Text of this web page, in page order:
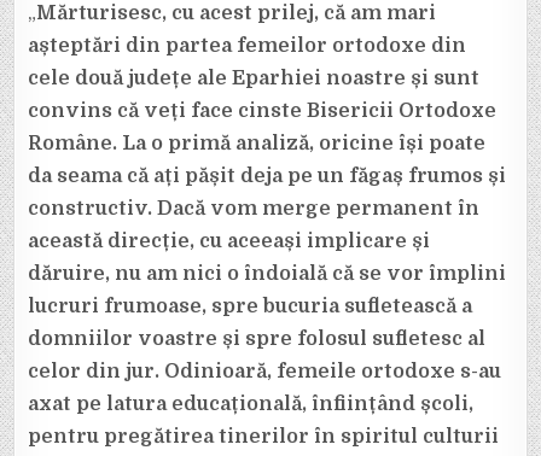
„Mărturisesc, cu acest prilej, că am mari
așteptări din partea femeilor ortodoxe din
cele două județe ale Eparhiei noastre și sunt
convins că veți face cinste Bisericii Ortodoxe
Române. La o primă analiză, oricine își poate
da seama că ați pășit deja pe un făgaș frumos și
constructiv. Dacă vom merge permanent în
această direcție, cu aceeași implicare și
dăruire, nu am nici o îndoială că se vor împlini
lucruri frumoase, spre bucuria sufletească a
domniilor voastre și spre folosul sufletesc al
celor din jur. Odinioară, femeile ortodoxe s-au
axat pe latura educațională, înființând școli,
pentru pregătirea tinerilor în spiritul culturii